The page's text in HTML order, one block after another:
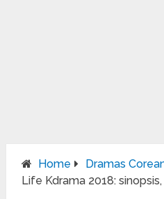
Home
Dramas
Life Kdrama 2018: